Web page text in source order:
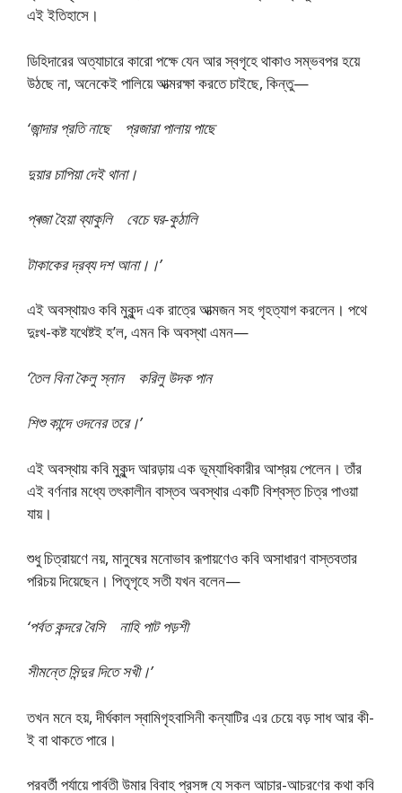
এই ইতিহাসে।
ডিহিদারের অত্যাচারে কারো পক্ষে যেন আর স্বগৃহে থাকাও সম্ভবপর হয়ে
উঠছে না, অনেকেই পালিয়ে আত্মরক্ষা করতে চাইছে, কিন্তু—
‘জান্দার প্রতি নাছে প্রজারা পালায় পাছে
দুয়ার চাপিয়া দেই থানা।
প্ৰজা হৈয়া ব্যাকুলি বেচে ঘর-কুঠালি
টাকাকের দ্রব্য দশ আনা।।’
এই অবস্থায়ও কবি মুকুন্দ এক রাত্রে আত্মজন সহ গৃহত্যাগ করলেন। পথে
দুঃখ-কষ্ট যথেষ্টই হ’ল, এমন কি অবস্থা এমন—
‘তৈল বিনা কৈলু স্নান করিলু উদক পান
শিশু কান্দে ওদনের তরে।’
এই অবস্থায় কবি মুকুন্দ আরড়ায় এক ভূম্যাধিকারীর আশ্রয় পেলেন। তাঁর
এই বর্ণনার মধ্যে তৎকালীন বাস্তব অবস্থার একটি বিশ্বস্ত চিত্র পাওয়া
যায়।
শুধু চিত্রায়ণে নয়, মানুষের মনোভাব রূপায়ণেও কবি অসাধারণ বাস্তবতার
পরিচয় দিয়েছেন। পিতৃগৃহে সতী যখন বলেন—
‘পর্বত কন্দরে বৈসি নাহি পাট পড়শী
সীমন্তে সিন্দুর দিতে সখী।’
তখন মনে হয়, দীর্ঘকাল স্বামিগৃহবাসিনী কন্যাটির এর চেয়ে বড় সাধ আর কী-
ই বা থাকতে পারে।
পরবর্তী পর্যায়ে পার্বতী উমার বিবাহ প্রসঙ্গ যে সকল আচার-আচরণের কথা কবি